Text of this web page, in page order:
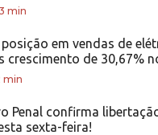
min
posição em vendas de
crescimento de 30,67%
min
Penal confirma
sexta-feira!